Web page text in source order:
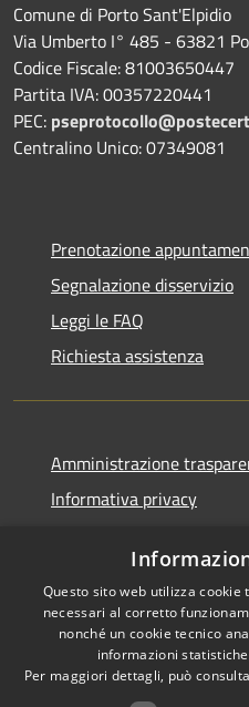
Comune di Porto Sant'Elpidio
Via Umberto I° 485 - 63821
Codice Fiscale: 81003650447
Partita IVA: 00357220441
PEC:
Centralino Unico: 07349081
Prenotazione
Segnalazione disservizio
Leggi le FAQ
Richiesta assistenza
Amministrazione
Informativa privacy
Dichiarazione di
Piano di miglioramento
Questo sito web utilizza
necessari al corretto
nonché un cookie tecnico
informazioni
Per maggiori dettagli, può